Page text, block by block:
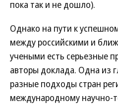
пока так и не дошло).
Однако на пути к
между российскими и
учеными есть серьезные
авторы доклада. Одна из
разные подходы стран
международному научно-